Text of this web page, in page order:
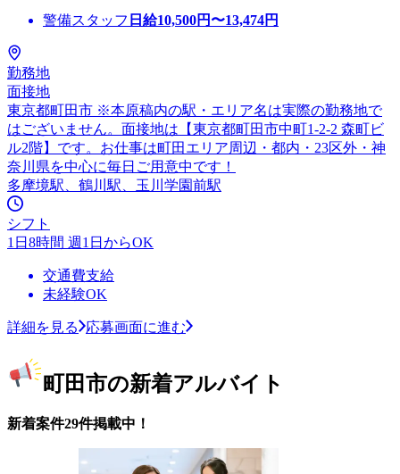
警備スタッフ 日給10,500円〜13,474円
勤務地
面接地
東京都町田市 ※本原稿内の駅・エリア名は実際の勤務地で
はございません。面接地は【東京都町田市中町1-2-2 森町ビ
ル2階】です。お仕事は町田エリア周辺・都内・23区外・神
奈川県を中心に毎日ご用意中です！
多摩境駅、鶴川駅、玉川学園前駅
シフト
1日8時間 週1日からOK
交通費支給
未経験OK
詳細を見る 応募画面に進む
町田市の新着アルバイト
新着案件29件掲載中！